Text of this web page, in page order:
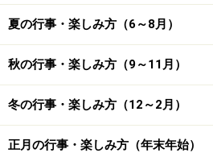
先ほども説明しましたが、お歳
く「御礼」として贈った方が良い
いの度合いなどで贈り手側か
夏の行事・楽しみ方（6～8月）
秋の行事・楽しみ方（9～11月）
冬の行事・楽しみ方（12～2月）
正月の行事・楽しみ方（年末年始）